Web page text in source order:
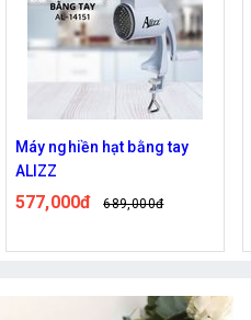
Máy nghiền hạt bằng tay
ALIZZ
577,000đ 689,000đ